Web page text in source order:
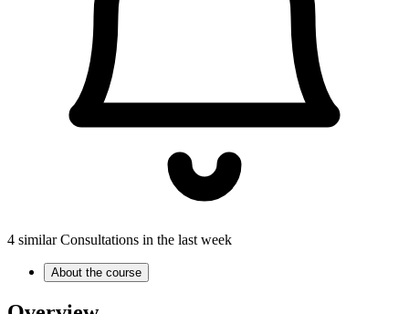
4 similar Consultations in the last week
About the course